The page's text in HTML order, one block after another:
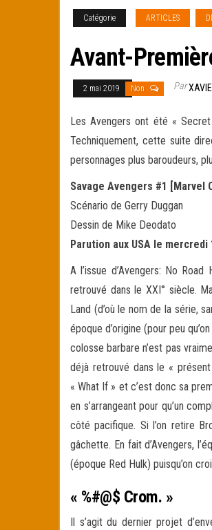
Catégorie ARTICLES
Avant-
2 mai 2019 Non Par
Les Avengers ont été «
Techniquement, cette suite
personnages plus baroudeurs,
Savage Avengers #1 [Marvel
Scénario de Gerry Duggan
Dessin de Mike Deodato
Parution aux USA le mercredi
A l’issue d’Avengers: No
retrouvé dans le XXI° siècle.
Land (d’où le nom de la série,
époque d’origine (pour peu
colosse barbare n’est pas
déjà retrouvé dans le «
« What If » et c’est donc sa
en s’arrangeant pour qu’un
côté pacifique. Si l’on retire
gâchette. En fait d’Avengers,
(époque Red Hulk) puisqu’on
« %#@$ Crom. »
Il s’agit du dernier projet